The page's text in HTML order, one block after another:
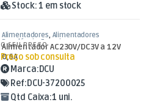
Stock: 1 em stock
Alimentadores, Alimentadores
Reguláveis ,Energia
Alimentador AC230V/DC3V a 12V
0,6A
O SEU PREÇO
Preço sob consulta
Marca:DCU
Ref:DCU-37200025
Qtd Caixa:1 uni.